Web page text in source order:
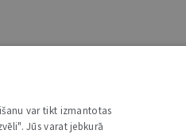
var tikt izmantotas
Jūs varat jebkurā